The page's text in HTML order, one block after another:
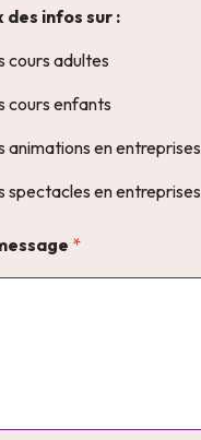
des infos sur :
cours adultes
cours enfants
animations en entreprises
spectacles en entreprises
*